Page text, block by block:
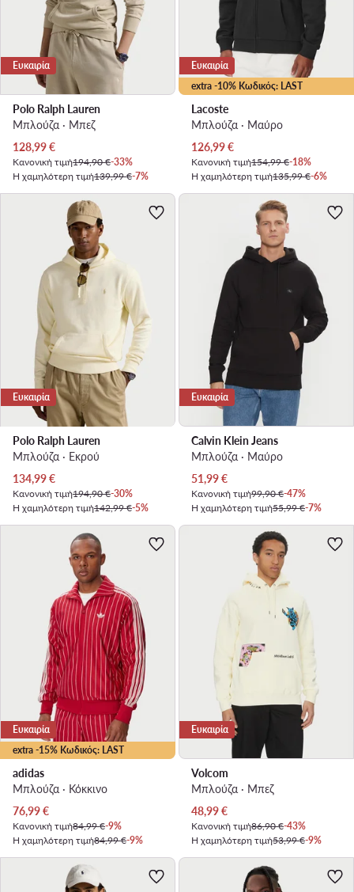
Ευκαιρία
Polo Ralph Lauren
Μπλούζα · Μπεζ
Τρέχουσα τιμή
128,99€
Κανονική τιμή194,90 €-33%
Η χαμηλότερη τιμή139,99 €-7%
extra -10% Κωδικός: LAST
Ευκαιρία
Lacoste
Μπλούζα · Μαύρο
Τρέχουσα τιμή
126,99€
Κανονική τιμή154,99 €-18%
Η χαμηλότερη τιμή135,99 €-6%
Ευκαιρία
Polo Ralph Lauren
Μπλούζα · Εκρού
Τρέχουσα τιμή
134,99€
Κανονική τιμή194,90 €-30%
Η χαμηλότερη τιμή142,99 €-5%
Ευκαιρία
Calvin Klein Jeans
Μπλούζα · Μαύρο
Τρέχουσα τιμή
51,99€
Κανονική τιμή99,90 €-47%
Η χαμηλότερη τιμή55,99 €-7%
extra -15% Κωδικός: LAST
Ευκαιρία
adidas
Μπλούζα · Κόκκινο
Τρέχουσα τιμή
76,99€
Κανονική τιμή84,99 €-9%
Η χαμηλότερη τιμή84,99 €-9%
Ευκαιρία
Volcom
Μπλούζα · Μπεζ
Τρέχουσα τιμή
48,99€
Κανονική τιμή86,90 €-43%
Η χαμηλότερη τιμή53,99 €-9%